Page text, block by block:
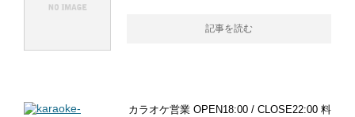
記事を読む
カラオケ営業 OPEN18:00 / CLOSE22:00 料